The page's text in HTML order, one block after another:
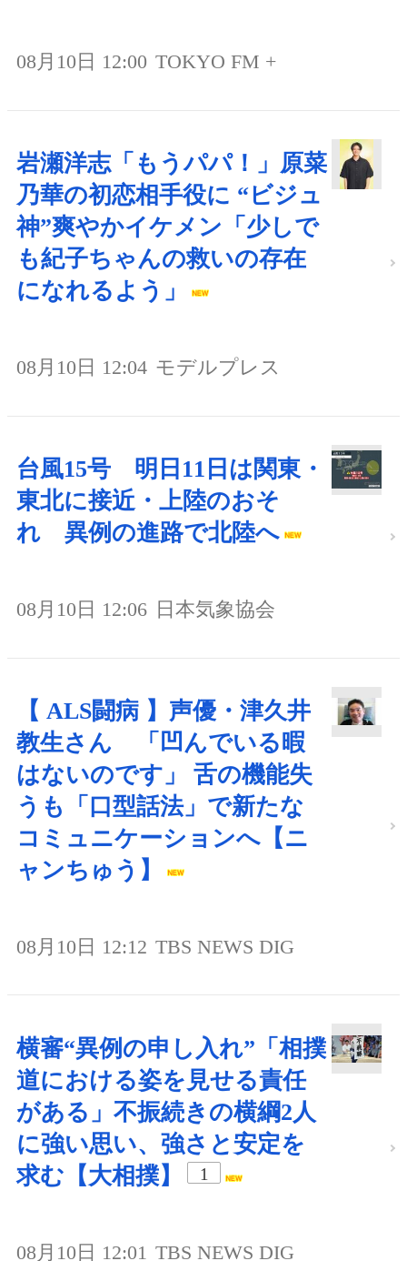
08月10日 12:00 TOKYO FM +
岩瀬洋志「もうパパ！」原菜
乃華の初恋相手役に “ビジュ
神”爽やかイケメン「少しで
も紀子ちゃんの救いの存在
になれるよう」
08月10日 12:04 モデルプレス
台風15号 明日11日は関東・
東北に接近・上陸のおそ
れ 異例の進路で北陸へ
08月10日 12:06 日本気象協会
【 ALS闘病 】声優・津久井
教生さん 「凹んでいる暇
はないのです」 舌の機能失
うも「口型話法」で新たな
コミュニケーションへ【ニ
ャンちゅう】
08月10日 12:12 TBS NEWS DIG
横審“異例の申し入れ”「相撲
道における姿を見せる責任
がある」不振続きの横綱2人
に強い思い、強さと安定を
求む【大相撲】
1
08月10日 12:01 TBS NEWS DIG